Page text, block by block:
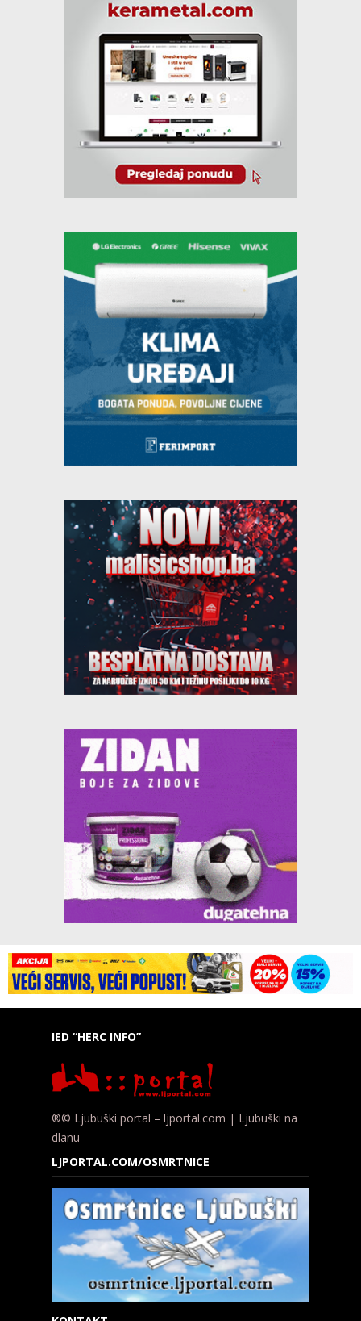
IED “HERC INFO”
®© Ljubuški portal – ljportal.com | Ljubuški na
dlanu
LJPORTAL.COM/OSMRTNICE